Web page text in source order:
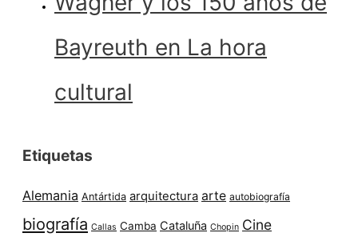
Bayreuth en La hora
cultural
Etiquetas
Alemania Antártida arquitectura arte autobiografía
biografía Callas Camba Cataluña Chopin Cine